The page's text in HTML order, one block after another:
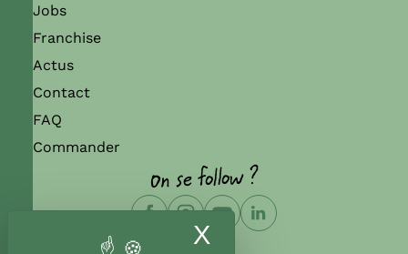
X Masquer le
Jobs
Franchise
Actus
Contact
FAQ
Commander
On se follow ?